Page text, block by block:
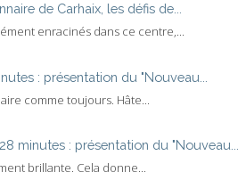
de Carhaix, les défis de...
enracinés dans ce centre,...
: présentation du "Nouveau...
comme toujours. Hâte...
minutes : présentation du "Nouveau...
brillante. Cela donne...